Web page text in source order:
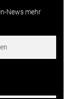
News mehr